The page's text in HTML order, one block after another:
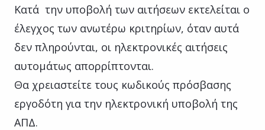
Κατά την υποβολή των αιτήσεων εκτελείται ο
έλεγχος των ανωτέρω κριτηρίων, όταν αυτά
δεν πληρούνται, οι ηλεκτρονικές αιτήσεις
αυτομάτως απορρίπτονται.
Θα χρειαστείτε τους κωδικούς πρόσβασης
εργοδότη για την ηλεκτρονική υποβολή της
ΑΠΔ.